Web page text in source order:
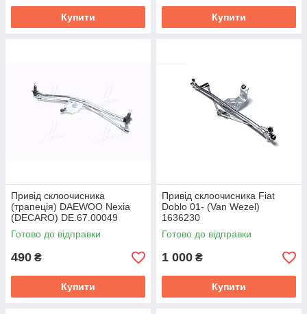
Купити Купити
Привід склоочисника
(трапеція) DAEWOO Nexia
(DECARO) DE.67.00049
Готово до відправки
490 ₴
Купити
Привід склоочисника Fiat
Doblo 01- (Van Wezel)
1636230
Готово до відправки
1 000 ₴
Купити